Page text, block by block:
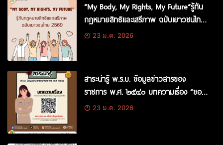
“My Body, My Rights, My Future”รู้ทัน
กฎหมายสิทธิและเสรีภาพ ฉบับเยาวชนไทย
256923 ม.ค. 2026
สาระน่ารู้ พ.ร.บ. ข้อมูลข่าวสารของ
ราชการ พ.ศ. ๒๕๔๐ บทความเรื่อง “ขอ
ตรวจสอบเงินบำเหน็จบำนาญของบุคคล
23 ม.ค. 2026